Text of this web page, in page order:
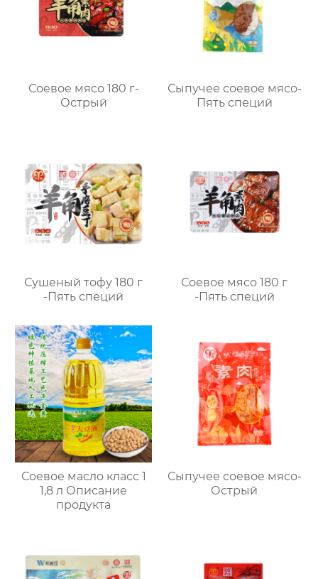
Соевое мясо 180 г-
Острый
Сыпучее соевое мясо-
Пять специй
Сушеный тофу 180 г
-Пять специй
Соевое мясо 180 г
-Пять специй
Соевое масло класс 1
1,8 л Описание
продукта
Сыпучее соевое мясо-
Острый